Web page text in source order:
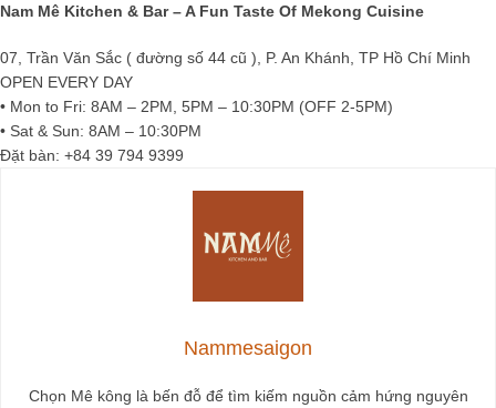
Nam Mê Kitchen & Bar – A Fun Taste Of Mekong Cuisine
07, Trần Văn Sắc ( đường số 44 cũ ), P. An Khánh, TP Hồ Chí Minh
OPEN EVERY DAY
• Mon to Fri: 8AM – 2PM, 5PM – 10:30PM (OFF 2-5PM)
• Sat & Sun: 8AM – 10:30PM
Đặt bàn: +84 39 794 9399
Nammesaigon
Chọn Mê kông là bến đỗ để tìm kiếm nguồn cảm hứng nguyên